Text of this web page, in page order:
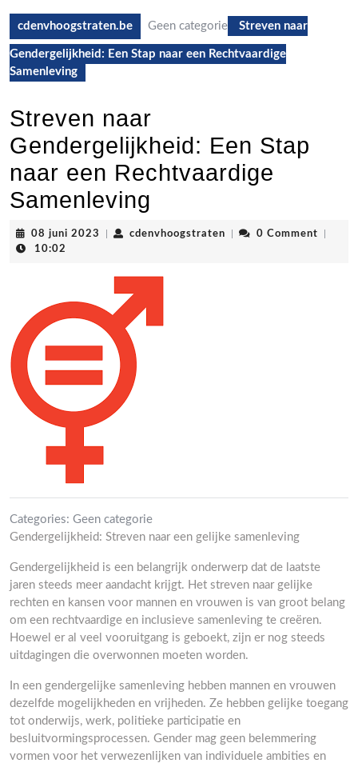
cdenvhoogstraten.be Geen categorie Streven naar
Gendergelijkheid: Een Stap naar een Rechtvaardige
Samenleving
Streven naar
Gendergelijkheid: Een Stap
naar een Rechtvaardige
Samenleving
08 juni 2023 08
cdenvhoogstraten cdenvhoogstraten
0 Comment
10:02
Categories: Geen categorie
Gendergelijkheid: Streven naar een gelijke samenleving
Gendergelijkheid is een belangrijk onderwerp dat de laatste
jaren steeds meer aandacht krijgt. Het streven naar gelijke
rechten en kansen voor mannen en vrouwen is van groot belang
om een rechtvaardige en inclusieve samenleving te creëren.
Hoewel er al veel vooruitgang is geboekt, zijn er nog steeds
uitdagingen die overwonnen moeten worden.
In een gendergelijke samenleving hebben mannen en vrouwen
dezelfde mogelijkheden en vrijheden. Ze hebben gelijke toegang
tot onderwijs, werk, politieke participatie en
besluitvormingsprocessen. Gender mag geen belemmering
vormen voor het verwezenlijken van individuele ambities en